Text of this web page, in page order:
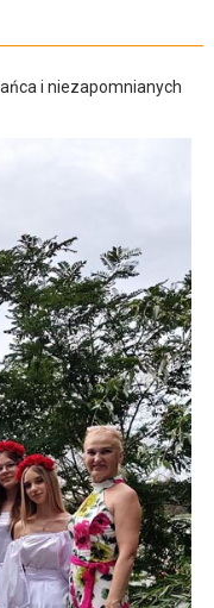
i niezapomnianych